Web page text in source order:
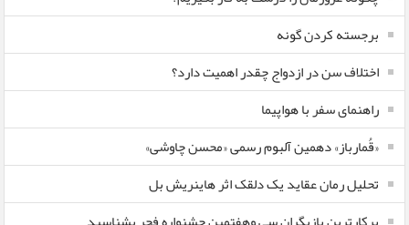
برجسته کردن گونه
اختلاف سن در ازدواج چقدر اهمیت دارد؟
راهنمای سفر با هواپیما
«قُمارباز» دهمین آلبوم رسمی «محسن چاوشی»
تحلیل رمان عقاید یک دلقک اثر هاینریش بل